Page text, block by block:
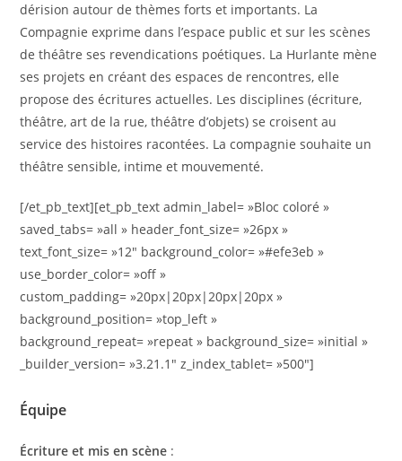
dérision autour de thèmes forts et importants. La
Compagnie exprime dans l’espace public et sur les scènes
de théâtre ses revendications poétiques. La Hurlante mène
ses projets en créant des espaces de rencontres, elle
propose des écritures actuelles. Les disciplines (écriture,
théâtre, art de la rue, théâtre d’objets) se croisent au
service des histoires racontées. La compagnie souhaite un
théâtre sensible, intime et mouvementé.
[/et_pb_text][et_pb_text admin_label= »Bloc coloré »
saved_tabs= »all » header_font_size= »26px »
text_font_size= »12″ background_color= »#efe3eb »
use_border_color= »off »
custom_padding= »20px|20px|20px|20px »
background_position= »top_left »
background_repeat= »repeat » background_size= »initial »
_builder_version= »3.21.1″ z_index_tablet= »500″]
Équipe
Écriture et mis en scène :